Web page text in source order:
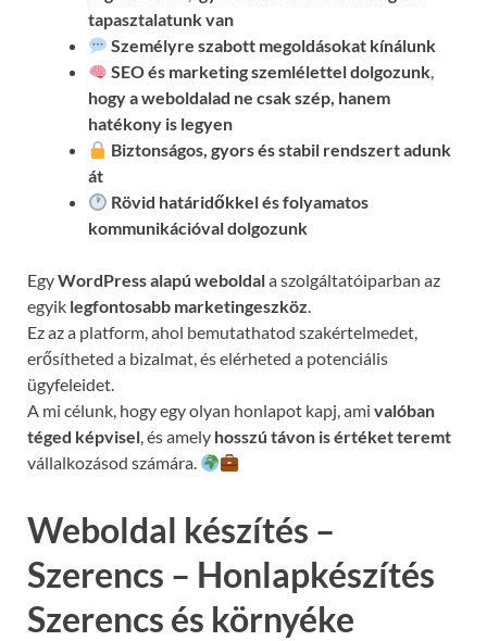
tapasztalatunk van
Személyre szabott megoldásokat kínálunk
SEO és marketing szemlélettel dolgozunk,
hogy a weboldalad ne csak szép, hanem
hatékony is legyen
Biztonságos, gyors és stabil rendszert adunk
át
Rövid határidőkkel és folyamatos
kommunikációvaldolgozunk
EgyWordPress alapú weboldala szolgáltatóiparban az
egyik legfontosabb marketingeszköz.
Ez az a platform, ahol bemutathatod szakértelmedet,
erősítheted a bizalmat, és elérheted a potenciális
ügyfeleidet.
A mi célunk, hogy egy olyan honlapot kapj, ami valóban
téged képvisel, és amely hosszú távon is értéket teremt
vállalkozásod számára.
Weboldal készítés –
Szerencs – Honlapkészítés
Szerencs és környéke